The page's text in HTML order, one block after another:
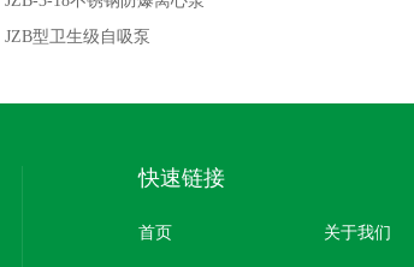
JZB型卫生级自吸泵
快速链接
首页 关于我们